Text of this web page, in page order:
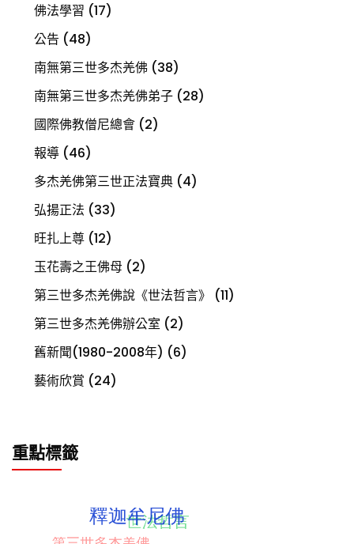
佛法學習 (17)
公告 (48)
南無第三世多杰羌佛 (38)
南無第三世多杰羌佛弟子 (28)
國際佛教僧尼總會 (2)
報導 (46)
多杰羌佛第三世正法寶典 (4)
弘揚正法 (33)
旺扎上尊 (12)
玉花壽之王佛母 (2)
第三世多杰羌佛說《世法哲言》
(11)
第三世多杰羌佛辦公室 (2)
舊新聞(1980-2008年) (6)
藝術欣賞 (24)
重點標籤